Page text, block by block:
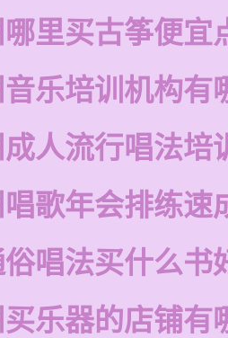
里买古筝便宜
乐培训机构有
人流行唱法培
歌年会排练速
唱法买什么书
乐器的店铺有